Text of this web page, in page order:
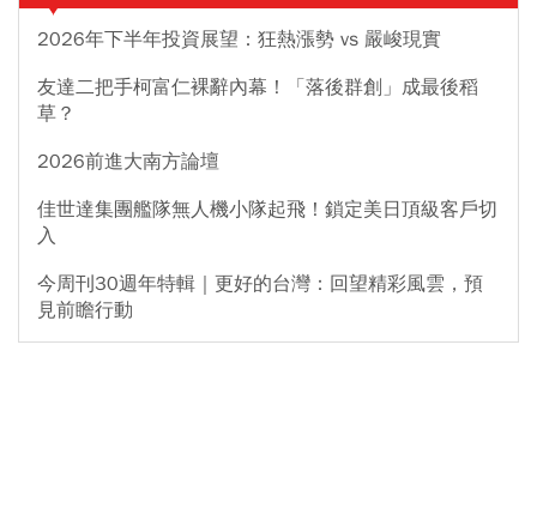
2026年下半年投資展望：狂熱漲勢 vs 嚴峻現實
友達二把手柯富仁裸辭內幕！「落後群創」成最後稻
草？
2026前進大南方論壇
佳世達集團艦隊無人機小隊起飛！鎖定美日頂級客戶切
入
今周刊30週年特輯｜更好的台灣：回望精彩風雲，預
見前瞻行動